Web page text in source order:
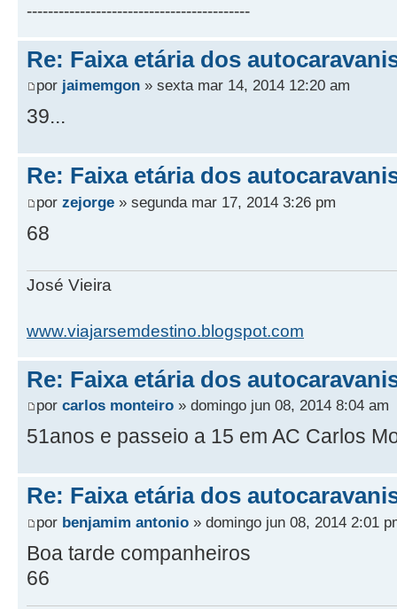
------------------------------------------
Re: Faixa etária dos
por jaimemgon » sexta mar 14, 2014 12:20 am
39...
Re: Faixa etária dos
por zejorge » segunda mar 17, 2014 3:26 pm
68
José Vieira
www.viajarsemdestino.blogspot.com
Re: Faixa etária dos
por carlos monteiro » domingo jun 08, 2014 8:04 am
51anos e passeio a 15 em AC Carlos
Re: Faixa etária dos
por benjamim antonio » domingo jun 08, 2014 2:01
Boa tarde companheiros
66